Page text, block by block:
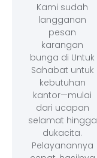
Kami sudah
langganan
pesan
karangan
bunga di Untuk
Sahabat untuk
kebutuhan
kantor—mulai
dari ucapan
selamat hingga
dukacita.
Pelayanannya